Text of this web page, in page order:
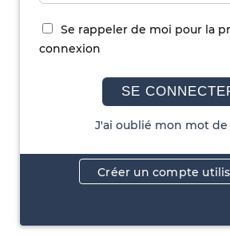
Se rappeler de moi pour la
connexion
SE
J'ai oublié mon mot de
Créer un compte